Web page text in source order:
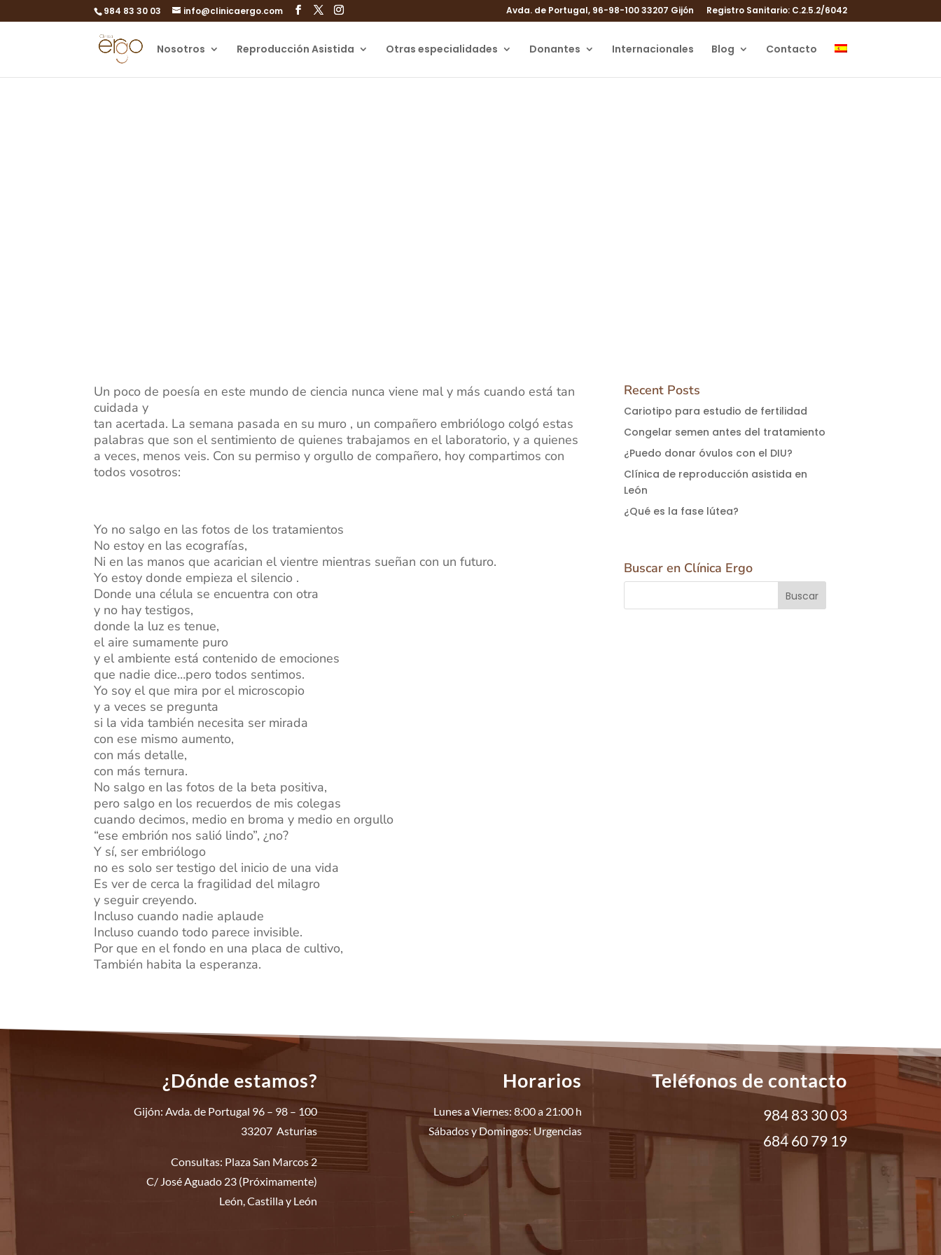
984 83 30 03 info@clinicaergo.com Avda. de Portugal, 96-98-100 33207 Gijón Registro Sanitario: C.2.5.2/6042
Nosotros Reproducción Asistida Otras especialidades Donantes Internacionales Blog Contacto
Un poco de poesía en este mundo de ciencia nunca viene mal y más cuando está tan
cuidada y
tan acertada. La semana pasada en su muro , un compañero embriólogo colgó estas
palabras que son el sentimiento de quienes trabajamos en el laboratorio, y a quienes
a veces, menos veis. Con su permiso y orgullo de compañero, hoy compartimos con
todos vosotros:
Yo no salgo en las fotos de los tratamientos
No estoy en las ecografías,
Ni en las manos que acarician el vientre mientras sueñan con un futuro.
Yo estoy donde empieza el silencio .
Donde una célula se encuentra con otra
y no hay testigos,
donde la luz es tenue,
el aire sumamente puro
y el ambiente está contenido de emociones
que nadie dice…pero todos sentimos.
Yo soy el que mira por el microscopio
y a veces se pregunta
si la vida también necesita ser mirada
con ese mismo aumento,
con más detalle,
con más ternura.
No salgo en las fotos de la beta positiva,
pero salgo en los recuerdos de mis colegas
cuando decimos, medio en broma y medio en orgullo
“ese embrión nos salió lindo”, ¿no?
Y sí, ser embriólogo
no es solo ser testigo del inicio de una vida
Es ver de cerca la fragilidad del milagro
y seguir creyendo.
Incluso cuando nadie aplaude
Incluso cuando todo parece invisible.
Por que en el fondo en una placa de cultivo,
También habita la esperanza.
Recent Posts
Cariotipo para estudio de fertilidad
Congelar semen antes del tratamiento
¿Puedo donar óvulos con el DIU?
Clínica de reproducción asistida en
León
¿Qué es la fase lútea?
Buscar en Clínica Ergo
¿Dónde estamos?
Gijón: Avda. de Portugal 96 – 98 – 100
33207 Asturias
Consultas: Plaza San Marcos 2
C/ José Aguado 23 (Próximamente)
León, Castilla y León
Horarios
Lunes a Viernes: 8:00 a 21:00 h
Sábados y Domingos: Urgencias
Teléfonos de contacto
984 83 30 03
684 60 79 19